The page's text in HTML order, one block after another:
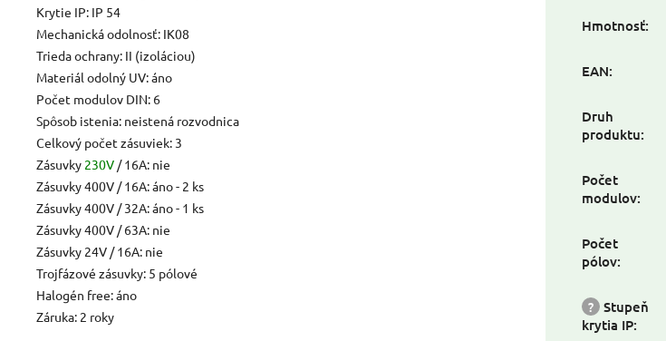
Krytie IP: IP 54
Mechanická odolnosť: IK08
Trieda ochrany: II (izoláciou)
Materiál odolný UV: áno
Počet modulov DIN: 6
Spôsob istenia: neistená rozvodnica
Celkový počet zásuviek: 3
Zásuvky 230V / 16A: nie
Zásuvky 400V / 16A: áno - 2 ks
Zásuvky 400V / 32A: áno - 1 ks
Zásuvky 400V / 63A: nie
Zásuvky 24V / 16A: nie
Trojfázové zásuvky: 5 pólové
Halogén free: áno
Záruka: 2 roky
Hmotnosť:
EAN:
Druh
produktu:
Počet
modulov:
Počet
pólov:
? Stupeň
krytia IP: